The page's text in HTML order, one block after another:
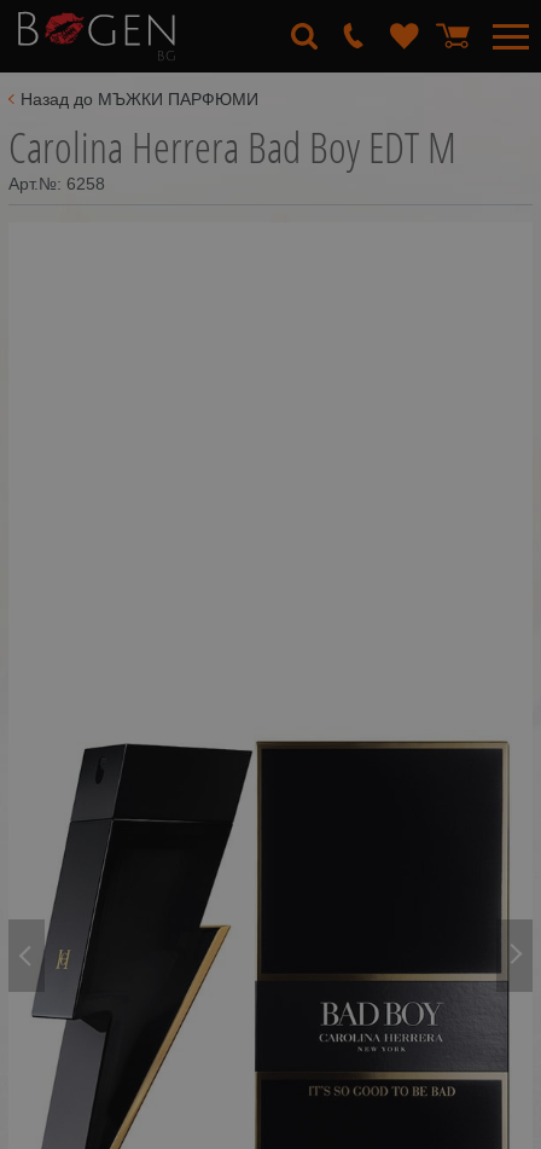
Назад до МЪЖКИ ПАРФЮМИ
Carolina Herrera Bad Boy EDT M
Арт.№: 6258